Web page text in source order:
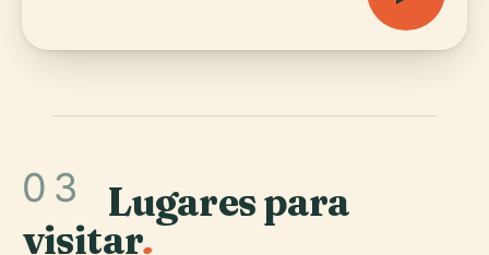
03 Lugares para
visitar.